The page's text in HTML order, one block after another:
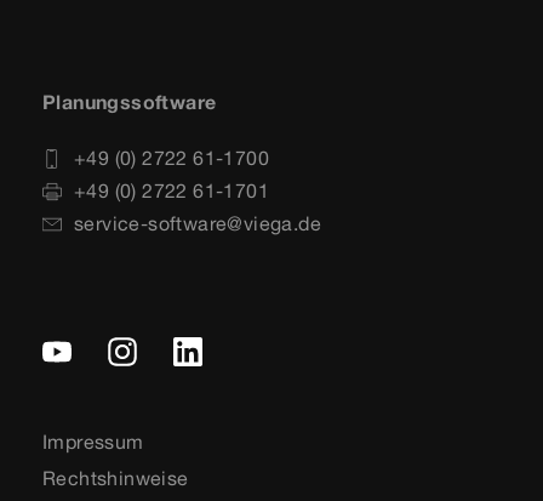
Planungssoftware
+49 (0) 2722 61-1700
+49 (0) 2722 61-1701
service-software@viega.de
Impressum
Rechtshinweise